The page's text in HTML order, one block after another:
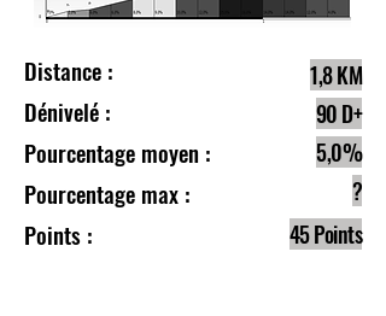
Distance :
Dénivelé :
Pourcentage moyen :
Pourcentage max :
Points :
1,8 KM
90 D+
5,0%
?
45 Points